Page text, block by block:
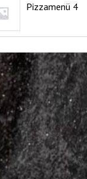
Pizzamenü 4